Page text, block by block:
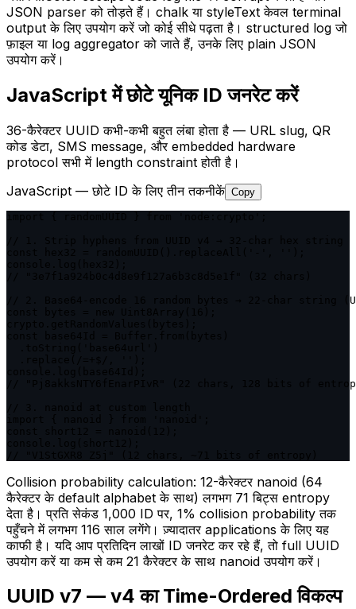
JSON parser को तोड़ते हैं। chalk या styleText केवल terminal
output के लिए उपयोग करें जो कोई सीधे पढ़ता है। structured log जो
फ़ाइल या log aggregator को जाते हैं, उनके लिए plain JSON
उपयोग करें।
JavaScript में छोटे यूनिक ID जनरेट करें
36-कैरेक्टर UUID कभी-कभी बहुत लंबा होता है — URL slug, QR
कोड डेटा, SMS message, और embedded hardware
protocol सभी में length constraint होती है।
JavaScript — छोटे ID के लिए तीन तकनीकें Copy
// 2. Base64-encode 16 random bytes → 22-char string
// "Pj8akksNTY6fEnarPIvR" (22 chars, 128 bits of
Collision probability calculation: 12-कैरेक्टर nanoid (64
कैरेक्टर के default alphabet के साथ) लगभग 71 बिट्स entropy
देता है। प्रति सेकंड 1,000 ID पर, 1% collision probability तक
पहुँचने में लगभग 116 साल लगेंगे। ज़्यादातर applications के लिए यह
काफी है। यदि आप प्रतिदिन लाखों ID जनरेट कर रहे हैं, तो full UUID
उपयोग करें या कम से कम 21 कैरेक्टर के साथ nanoid उपयोग करें।
UUID v7 — v4 का Time-Ordered विकल्प